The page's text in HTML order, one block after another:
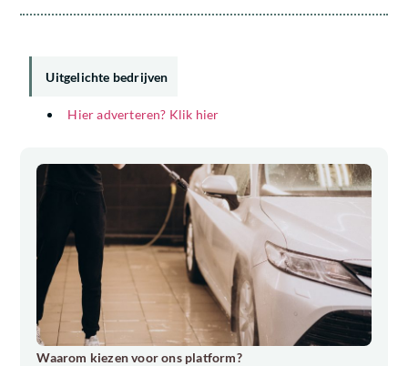
Uitgelichte bedrijven
Hier adverteren? Klik hier
Waarom kiezen voor ons platform?